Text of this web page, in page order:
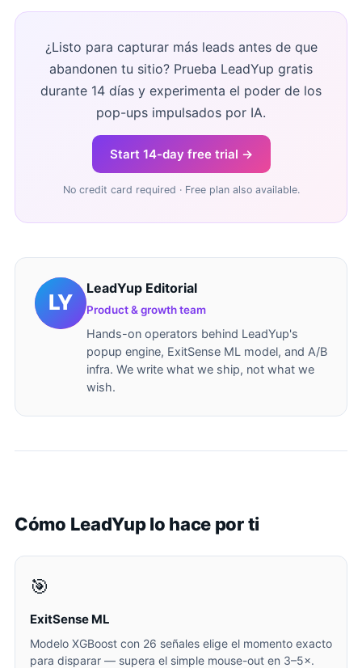
¿Listo para capturar más leads antes de que
abandonen tu sitio? Prueba LeadYup gratis
durante 14 días y experimenta el poder de los
pop-ups impulsados por IA.
Start 14-day free trial →
No credit card required · Free plan also available.
LeadYup Editorial
Product & growth team
Hands-on operators behind LeadYup's
popup engine, ExitSense ML model, and A/B
infra. We write what we ship, not what we
wish.
Cómo LeadYup lo hace por ti
🎯
ExitSense ML
Modelo XGBoost con 26 señales elige el momento exacto
para disparar — supera el simple mouse-out en 3–5×.